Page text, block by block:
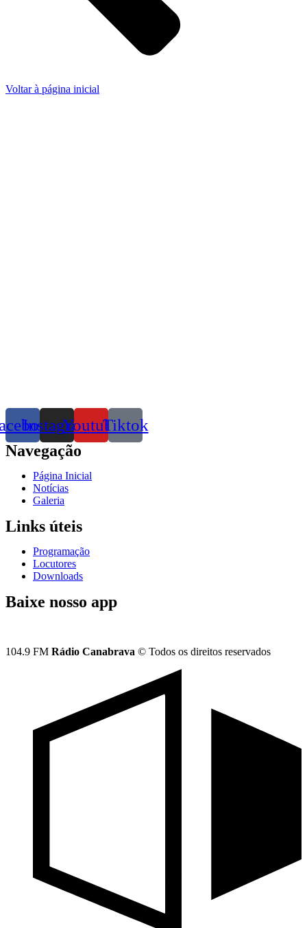
Voltar à página inicial
InstagramYoutubeTiktok
Navegação
Página Inicial
Notícias
Galeria
Links úteis
Programação
Locutores
Downloads
Baixe nosso app
104.9 FM Rádio Canabrava © Todos os direitos reservados